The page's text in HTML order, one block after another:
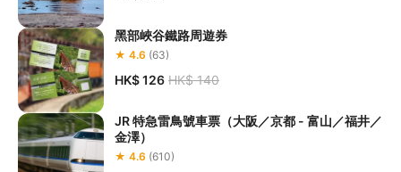
黑部峽谷鐵路周遊券
★ 4.6 (63)
HK$ 126 HK$ 140
JR 特急雷鳥號車票（大阪／京都 - 富山／福井／
金澤）
★ 4.6 (610)